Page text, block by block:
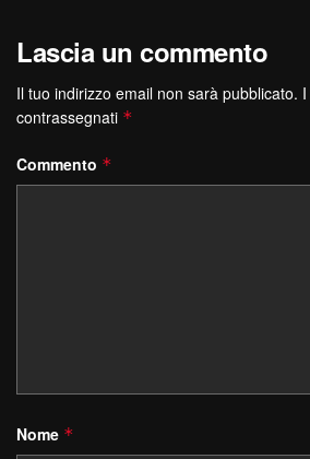
Lascia un commento
Il tuo indirizzo email non sarà pubblicato.
contrassegnati *
Commento *
Nome *